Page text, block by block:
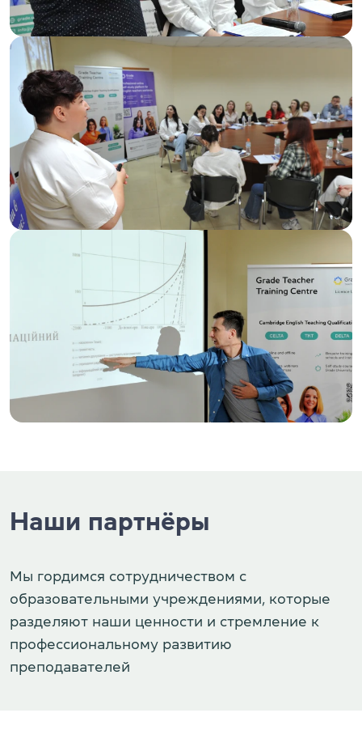
Наши партнёры
Мы гордимся сотрудничеством с
образовательными учреждениями, которые
разделяют наши ценности и стремление к
профессиональному развитию
преподавателей